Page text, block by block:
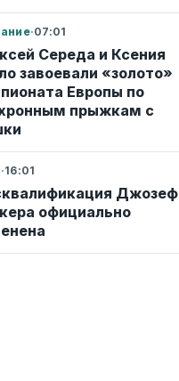
·07:01
Середа и Ксения
завоевали «золото»
Европы по
прыжкам с
·16:01
официально